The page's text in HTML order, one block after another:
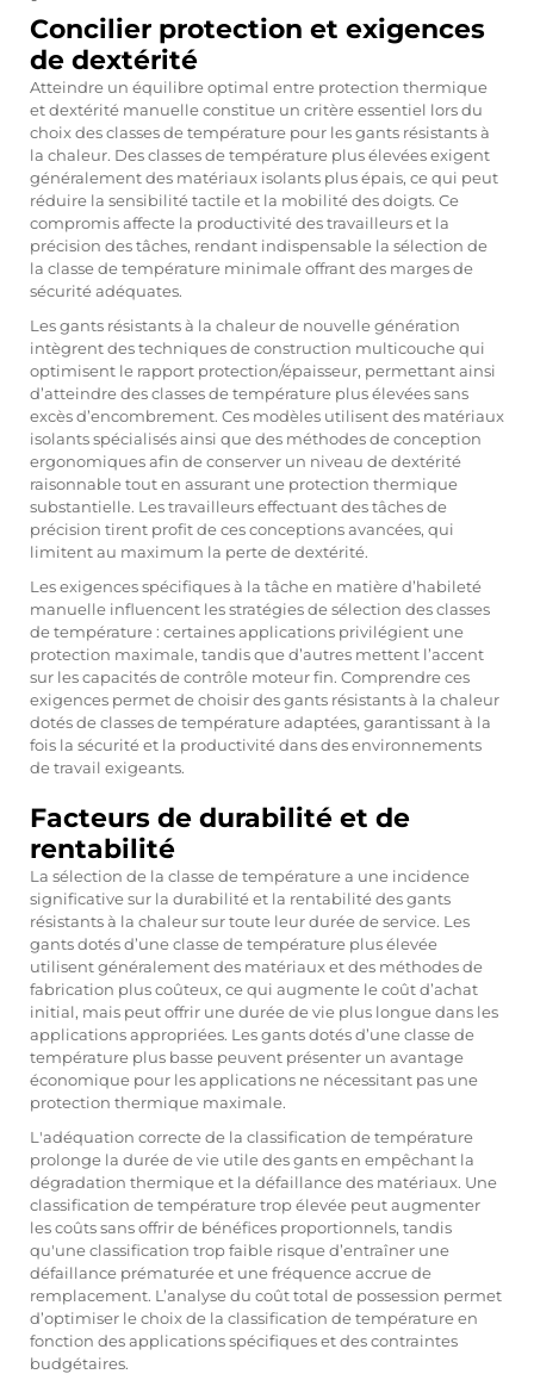
Concilier protection et exigences
de dextérité
Atteindre un équilibre optimal entre protection thermique
et dextérité manuelle constitue un critère essentiel lors du
choix des classes de température pour les gants résistants à
la chaleur. Des classes de température plus élevées exigent
généralement des matériaux isolants plus épais, ce qui peut
réduire la sensibilité tactile et la mobilité des doigts. Ce
compromis affecte la productivité des travailleurs et la
précision des tâches, rendant indispensable la sélection de
la classe de température minimale offrant des marges de
sécurité adéquates.
Les gants résistants à la chaleur de nouvelle génération
intègrent des techniques de construction multicouche qui
optimisent le rapport protection/épaisseur, permettant ainsi
d’atteindre des classes de température plus élevées sans
excès d’encombrement. Ces modèles utilisent des matériaux
isolants spécialisés ainsi que des méthodes de conception
ergonomiques afin de conserver un niveau de dextérité
raisonnable tout en assurant une protection thermique
substantielle. Les travailleurs effectuant des tâches de
précision tirent profit de ces conceptions avancées, qui
limitent au maximum la perte de dextérité.
Les exigences spécifiques à la tâche en matière d’habileté
manuelle influencent les stratégies de sélection des classes
de température : certaines applications privilégient une
protection maximale, tandis que d’autres mettent l’accent
sur les capacités de contrôle moteur fin. Comprendre ces
exigences permet de choisir des gants résistants à la chaleur
dotés de classes de température adaptées, garantissant à la
fois la sécurité et la productivité dans des environnements
de travail exigeants.
Facteurs de durabilité et de
rentabilité
La sélection de la classe de température a une incidence
significative sur la durabilité et la rentabilité des gants
résistants à la chaleur sur toute leur durée de service. Les
gants dotés d’une classe de température plus élevée
utilisent généralement des matériaux et des méthodes de
fabrication plus coûteux, ce qui augmente le coût d’achat
initial, mais peut offrir une durée de vie plus longue dans les
applications appropriées. Les gants dotés d’une classe de
température plus basse peuvent présenter un avantage
économique pour les applications ne nécessitant pas une
protection thermique maximale.
L'adéquation correcte de la classification de température
prolonge la durée de vie utile des gants en empêchant la
dégradation thermique et la défaillance des matériaux. Une
classification de température trop élevée peut augmenter
les coûts sans offrir de bénéfices proportionnels, tandis
qu'une classification trop faible risque d’entraîner une
défaillance prématurée et une fréquence accrue de
remplacement. L’analyse du coût total de possession permet
d’optimiser le choix de la classification de température en
fonction des applications spécifiques et des contraintes
budgétaires.